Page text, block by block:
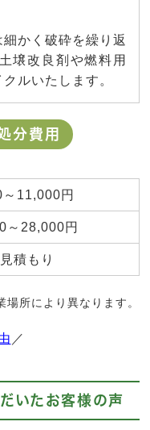
かく破砕を繰り返
壌改良剤や燃料用
ルいたします。
分費用
11,000円
～28,000円
積もり
所により異なります。
／
いたお客様の声